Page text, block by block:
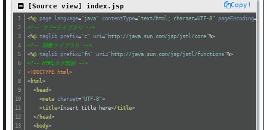
Copy!
[Source view] index.jsp
<%@ page language="java" contentType="text/html; charset=UTF-8" pageEncoding=
<!-- コア―ライブラリ -->
<%@ taglib prefix="c" uri ="http://java.sun.com/jsp/jstl/core"%>
<!-- 関数ライブラリ -->
<%@ taglib prefix="fn" uri ="http://java.sun.com/jsp/jstl/functions"%>
<!-- HTMLタグ開始 -->
<!DOCTYPE html>
< html >
< head>
<meta charset="UTF-8">
<title>Insert title here</title>
</ head>
< body>